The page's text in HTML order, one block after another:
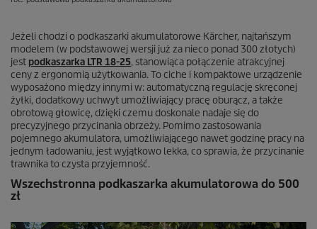
Jeżeli chodzi o podkaszarki akumulatorowe Kärcher, najtańszym
modelem (w podstawowej wersji już za nieco ponad 300 złotych)
jest podkaszarka LTR 18-25, stanowiąca połączenie atrakcyjnej
ceny z ergonomią użytkowania. To ciche i kompaktowe urządzenie
wyposażono między innymi w: automatyczną regulację skręconej
żyłki, dodatkowy uchwyt umożliwiający pracę oburącz, a także
obrotową głowicę, dzięki czemu doskonale nadaje się do
precyzyjnego przycinania obrzeży. Pomimo zastosowania
pojemnego akumulatora, umożliwiającego nawet godzinę pracy na
jednym ładowaniu, jest wyjątkowo lekka, co sprawia, że przycinanie
trawnika to czysta przyjemność.
Wszechstronna podkaszarka akumulatorowa do 500
zł